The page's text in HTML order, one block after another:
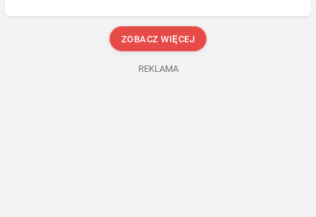
ZOBACZ WIĘCEJ
REKLAMA